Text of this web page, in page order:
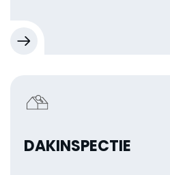
DAKINSPECTIE